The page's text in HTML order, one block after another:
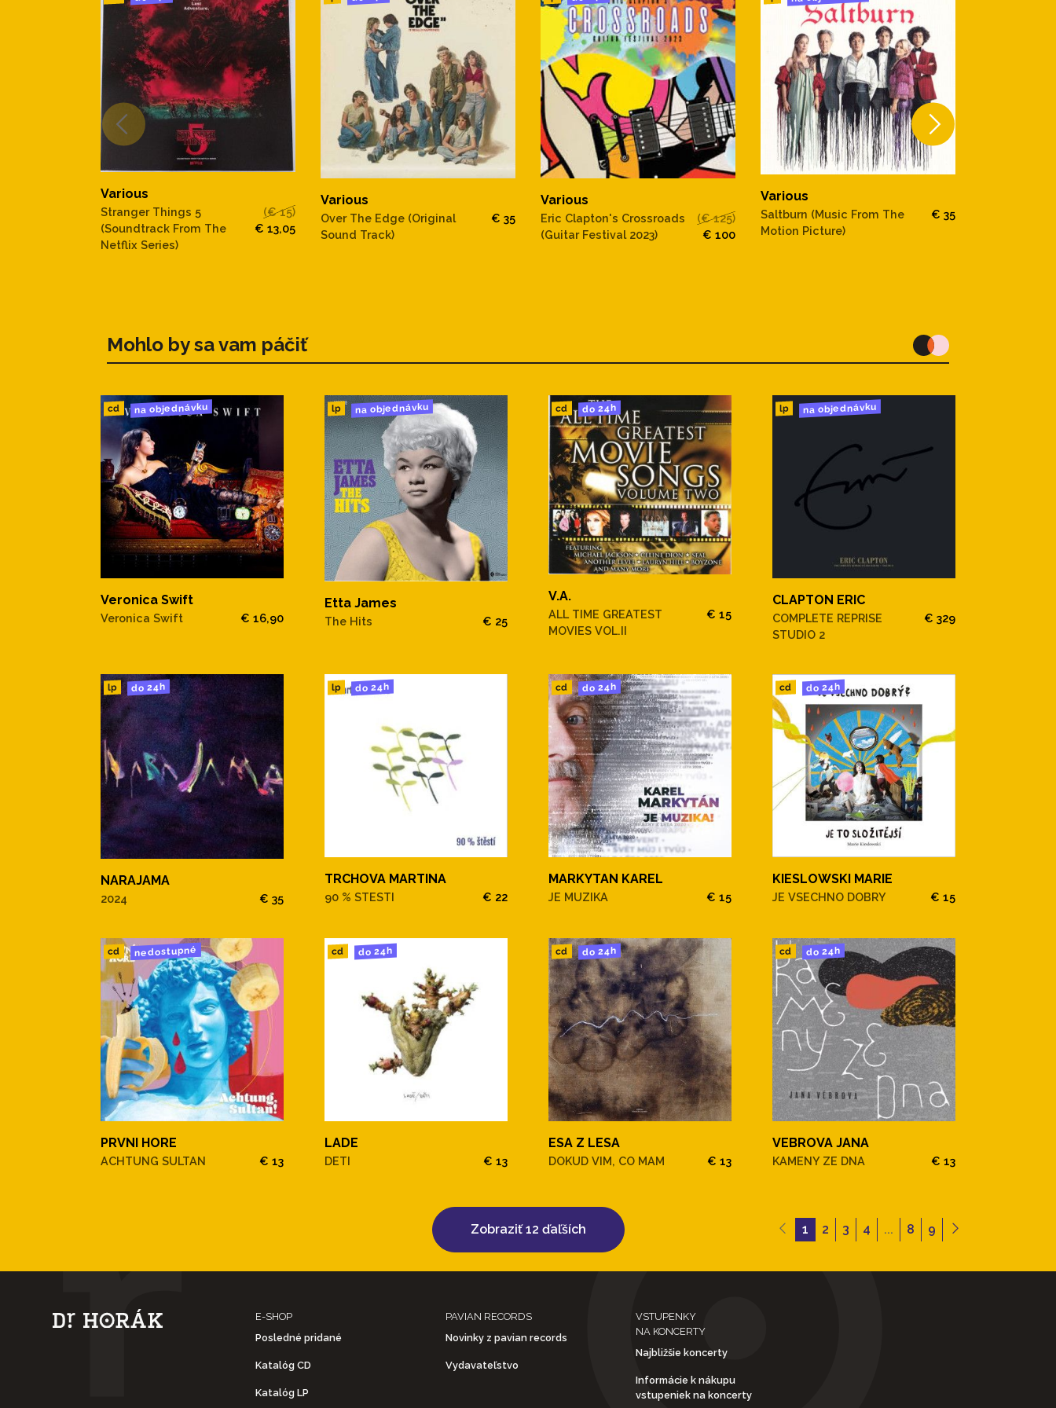
Various
Stranger Things 5
(Soundtrack From The
Netflix Series)
(€ 15)
€ 13,05
Various
Over The Edge (Original
Sound Track)
€ 35
Various
Eric Clapton's Crossroads
(Guitar Festival 2023)
(€ 125)
€ 100
Various
Saltburn (Music From The
Motion Picture)
€ 35
Mohlo by sa vam páčiť
cd na objednávku
Veronica Swift
Veronica Swift € 16,90
lp na objednávku
Etta James
The Hits € 25
cd do 24h
V.A.
ALL TIME GREATEST
MOVIES VOL.II
€ 15
lp na objednávku
CLAPTON ERIC
COMPLETE REPRISE
STUDIO 2
€ 329
lp do 24h
NARAJAMA
2024 € 35
lp do 24h
TRCHOVA MARTINA
90 % STESTI € 22
cd do 24h
MARKYTAN KAREL
JE MUZIKA € 15
cd do 24h
KIESLOWSKI MARIE
JE VSECHNO DOBRY € 15
cd nedostupné
PRVNI HORE
ACHTUNG SULTAN € 13
cd do 24h
LADE
DETI € 13
cd do 24h
ESA Z LESA
DOKUD VIM, CO MAM € 13
cd do 24h
VEBROVA JANA
KAMENY ZE DNA € 13
Zobraziť 12 ďaľších 1 2 3 4 ... 8 9
E-SHOP
Posledné pridané
Katalóg CD
Katalóg LP
PAVIAN RECORDS
Novinky z pavian records
Vydavateľstvo
VSTUPENKY
NA KONCERTY
Najbližšie koncerty
Informácie k nákupu
vstupeniek na koncerty